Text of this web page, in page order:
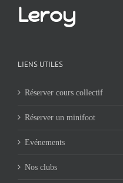
Leroy
LIENS UTILES
Réserver cours collectif
Réserver un minifoot
Evénements
Nos clubs